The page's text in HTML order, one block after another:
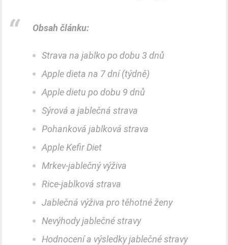
Obsah článku:
Strava na jablko po dobu 3 dnů
Apple dieta na 7 dní (týdně)
Apple dietu po dobu 9 dnů
Sýrová a jablečná strava
Pohanková jablková strava
Apple Kefir Diet
Mrkev-jablečný výživa
Rice-jablková strava
Jablečná výživa pro těhotné ženy
Nevýhody jablečné stravy
Hodnocení a výsledky jablečné stravy